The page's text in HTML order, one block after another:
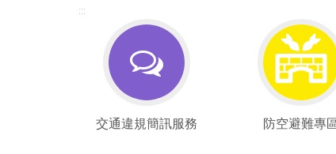
:::
通
交通違規簡訊服務
空
防空避難專